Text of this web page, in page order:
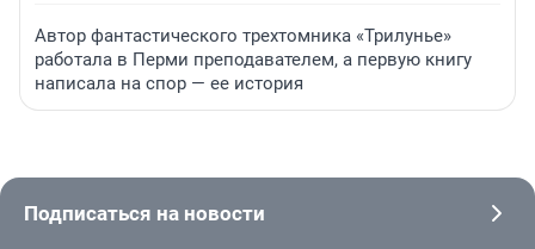
Автор фантастического трехтомника «Трилунье»
работала в Перми преподавателем, а первую книгу
написала на спор — ее история
Подписаться на новости